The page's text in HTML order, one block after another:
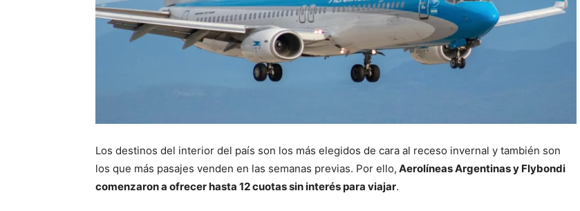
Los destinos del interior del país son los más elegidos de cara al receso invernal y también son
los que más pasajes venden en las semanas previas. Por ello, Aerolíneas Argentinas y Flybondi
comenzaron a ofrecer hasta 12 cuotas sin interés para viajar.